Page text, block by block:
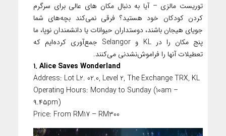
توریست مالزی – آیا به دنبال مکان های عالی برای سرگرم
کردن کودکان خود هستید؟ فرقی نمی‌کند بچه‌های شما
جویای هیجان باشند، دوستداران حیوانات یا دانشمندان نوپا، ما
پنج مکان را در KL و Selangor جمع‌آوری کرده‌ایم که
تعطیلات آنها را فراموش‌نشدنی می‌کنند.
۱. Alice Saves Wonderland
Address: Lot L2. 02.0, Level 2, The Exchange TRX, KL
Operating Hours: Monday to Sunday (10am –
۹.۴۵pm)
Price: From RM17 – RM300